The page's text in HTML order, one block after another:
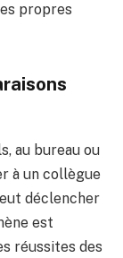
propres
au bureau ou
à un collègue
déclencher
est
réussites des